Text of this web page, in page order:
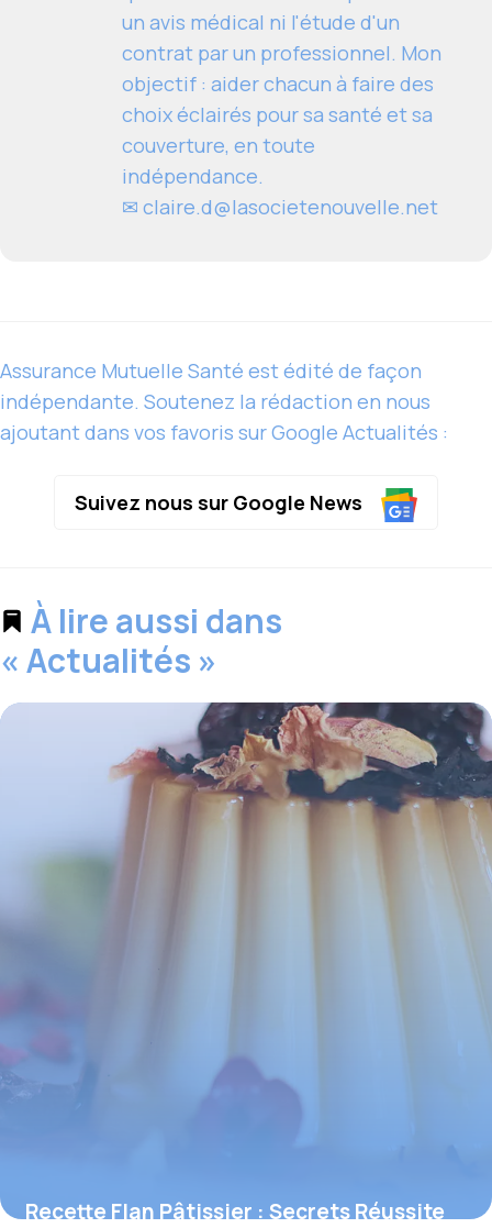
un avis médical ni l'étude d'un
contrat par un professionnel. Mon
objectif : aider chacun à faire des
choix éclairés pour sa santé et sa
couverture, en toute
indépendance.
✉ claire.d@lasocietenouvelle.net
Assurance Mutuelle Santé est édité de façon
indépendante. Soutenez la rédaction en nous
ajoutant dans vos favoris sur Google Actualités :
Suivez nous sur Google News
À lire aussi dans
« Actualités »
Recette Flan Pâtissier : Secrets Réussite